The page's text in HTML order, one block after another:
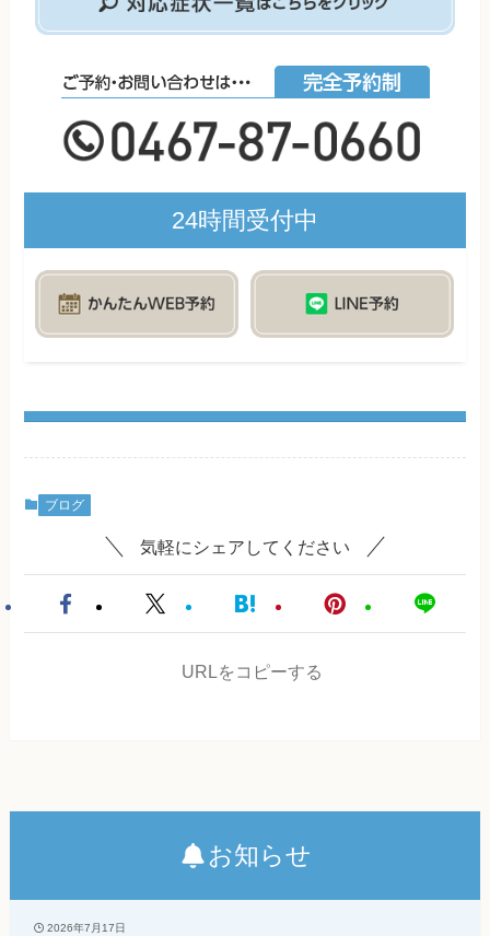
24時間受付中
ブログ
気軽にシェアしてください
URLをコピーする
お知らせ
2026年7月17日